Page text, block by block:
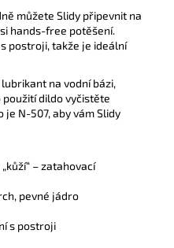
můžete Slidy připevnit na
hands-free potěšení.
postroji, takže je ideální
na vodní bázi,
dildo vyčistěte
N-507, aby vám Slidy
– zatahovací
pevné jádro
s postroji